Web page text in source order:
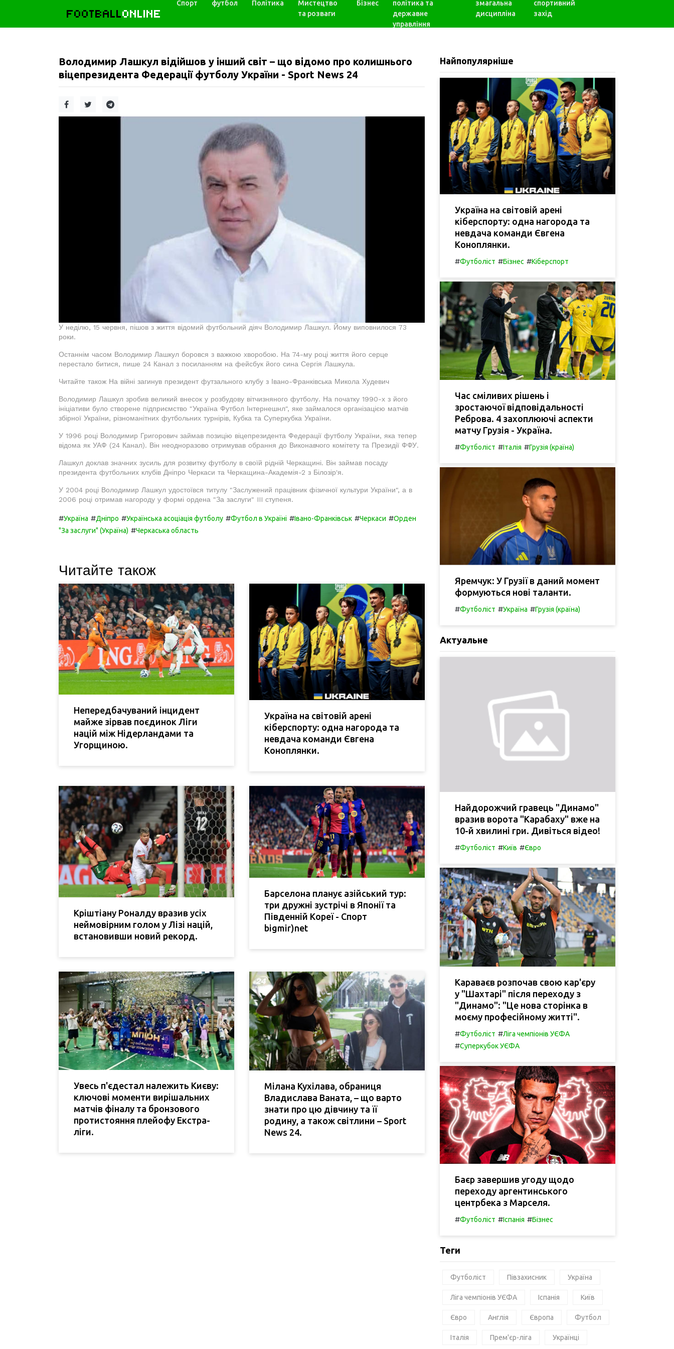
FOOTBALLONLINE
Спорт футбол Політика
Мистецтво
та розваги
Бізнес
політика та
державне
управління
змагальна
дисципліна
спортивний
захід
Володимир Лашкул відійшов у інший світ – що відомо про колишнього
віцепрезидента Федерації футболу України - Sport News 24
У неділю, 15 червня, пішов з життя відомий футбольний діяч Володимир Лашкул. Йому виповнилося 73
роки.
Останнім часом Володимир Лашкул боровся з важкою хворобою. На 74-му році життя його серце
перестало битися, пише 24 Канал з посиланням на фейсбук його сина Сергія Лашкула.
Читайте також На війні загинув президент футзального клубу з Івано-Франківська Микола Худевич
Володимир Лашкул зробив великий внесок у розбудову вітчизняного футболу. На початку 1990-х з його
ініціативи було створене підприємство "Україна Футбол Інтернешнл", яке займалося організацією матчів
збірної України, різноманітних футбольних турнірів, Кубка та Суперкубка України.
У 1996 році Володимир Григорович займав позицію віцепрезидента Федерації футболу України, яка тепер
відома як УАФ (24 Канал). Він неодноразово отримував обрання до Виконавчого комітету та Президії ФФУ.
Лашкул доклав значних зусиль для розвитку футболу в своїй рідній Черкащині. Він займав посаду
президента футбольних клубів Дніпро Черкаси та Черкащина-Академія-2 з Білозір'я.
У 2004 році Володимир Лашкул удостоївся титулу "Заслужений працівник фізичної культури України", а в
2006 році отримав нагороду у формі ордена "За заслуги" III ступеня.
#Україна #Дніпро #Українська асоціація футболу #Футбол в Україні #Івано-Франківськ #Черкаси #Орден
"За заслуги" (Україна) #Черкаська область
Читайте також
Непередбачуваний інцидент
майже зірвав поєдинок Ліги
націй між Нідерландами та
Угорщиною.
Україна на світовій арені
кіберспорту: одна нагорода та
невдача команди Євгена
Коноплянки.
Кріштіану Роналду вразив усіх
неймовірним голом у Лізі націй,
встановивши новий рекорд.
Барселона планує азійський тур:
три дружні зустрічі в Японії та
Південній Кореї - Спорт
bigmir)net
Увесь п'єдестал належить Києву:
ключові моменти вирішальних
матчів фіналу та бронзового
протистояння плейофу Екстра-
ліги.
Мілана Кухілава, обраниця
Владислава Ваната, – що варто
знати про цю дівчину та її
родину, а також світлини – Sport
News 24.
Найпопулярніше
Україна на світовій арені
кіберспорту: одна нагорода та
невдача команди Євгена
Коноплянки.
#Футболіст #Бізнес #Кіберспорт
Час сміливих рішень і
зростаючої відповідальності
Реброва. 4 захоплюючі аспекти
матчу Грузія - Україна.
#Футболіст #Італія #Грузія (країна)
Яремчук: У Грузії в даний момент
формуються нові таланти.
#Футболіст #Україна #Грузія (країна)
Актуальне
Найдорожчий гравець "Динамо"
вразив ворота "Карабаху" вже на
10-й хвилині гри. Дивіться відео!
#Футболіст #Київ #Євро
Караваєв розпочав свою кар'єру
у "Шахтарі" після переходу з
"Динамо": "Це нова сторінка в
моєму професійному житті".
#Футболіст #Ліга чемпіонів УЄФА
#Суперкубок УЄФА
Баєр завершив угоду щодо
переходу аргентинського
центрбека з Марселя.
#Футболіст #Іспанія #Бізнес
Теги
Футболіст Півзахисник Україна
Ліга чемпіонів УЄФА Іспанія Київ
Євро Англія Європа Футбол
Італія Прем'єр-ліга Українці